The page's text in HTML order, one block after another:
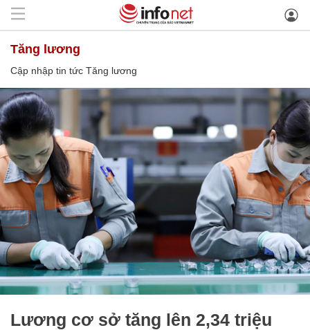
Tăng lương
Cập nhập tin tức Tăng lương
Lương cơ sở tăng lên 2,34 triệu